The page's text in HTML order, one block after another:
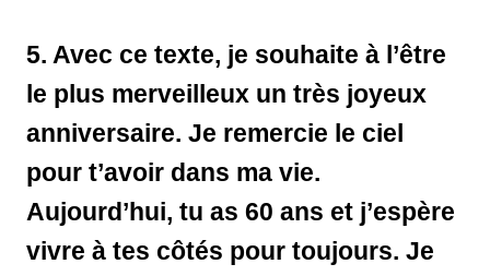
5. Avec ce texte, je souhaite à l’être
le plus merveilleux un très joyeux
anniversaire. Je remercie le ciel
pour t’avoir dans ma vie.
Aujourd’hui, tu as 60 ans et j’espère
vivre à tes côtés pour toujours. Je